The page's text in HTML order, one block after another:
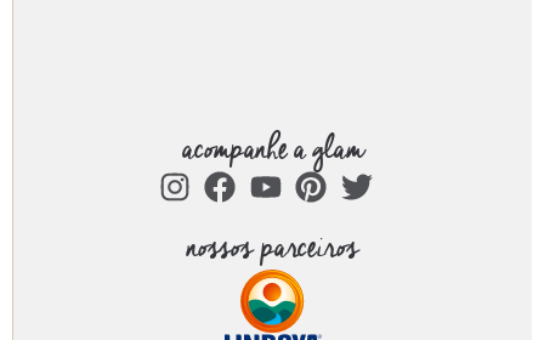
acompanhe a glam
nossos parceiros